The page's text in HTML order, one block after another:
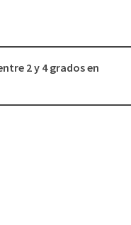
2 y 4 grados en